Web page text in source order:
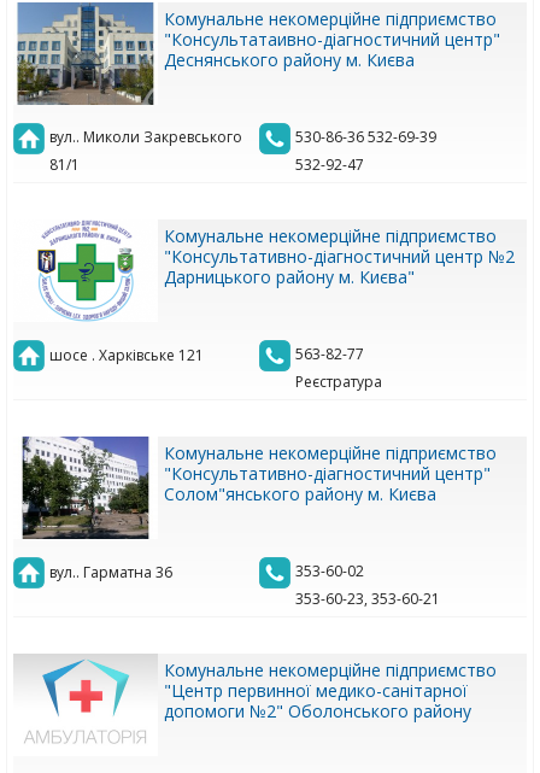
Комунальне некомерційне підприємство
"Консультатаивно-діагностичний центр"
Деснянського району м. Києва
вул.. Миколи Закревського
81/1
530-86-36 532-69-39
532-92-47
Комунальне некомерційне підприємство
"Консультативно-діагностичний центр №2
Дарницького району м. Києва"
шосе . Харківське 121
563-82-77
Реєстратура
Комунальне некомерційне підприємство
"Консультативно-діагностичний центр"
Солом"янського району м. Києва
вул.. Гарматна 36
353-60-02
353-60-23, 353-60-21
Комунальне некомерційне підприємство
"Центр первинної медико-санітарної
допомоги №2" Оболонського району